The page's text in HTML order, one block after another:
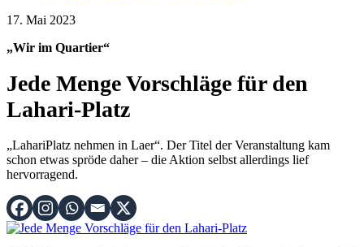
17. Mai 2023
„Wir im Quartier“
Jede Menge Vorschläge für den
Lahari-Platz
„LahariPlatz nehmen in Laer“. Der Titel der Veranstaltung kam
schon etwas spröde daher – die Aktion selbst allerdings lief
hervorragend.